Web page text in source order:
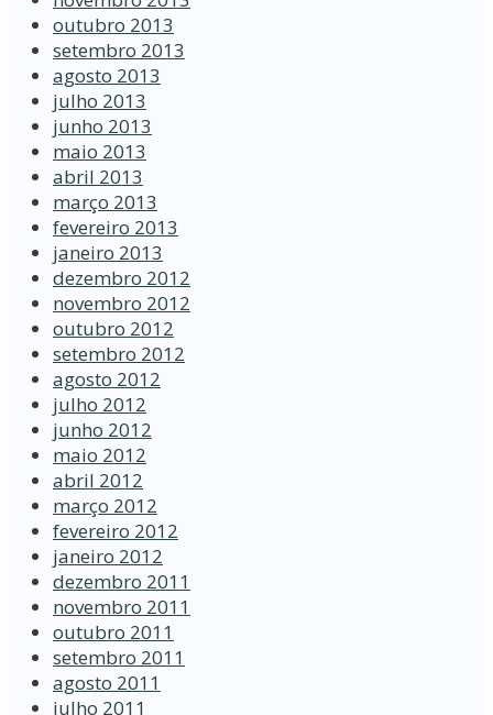
outubro 2013
setembro 2013
agosto 2013
julho 2013
junho 2013
maio 2013
abril 2013
março 2013
fevereiro 2013
janeiro 2013
dezembro 2012
novembro 2012
outubro 2012
setembro 2012
agosto 2012
julho 2012
junho 2012
maio 2012
abril 2012
março 2012
fevereiro 2012
janeiro 2012
dezembro 2011
novembro 2011
outubro 2011
setembro 2011
agosto 2011
julho 2011